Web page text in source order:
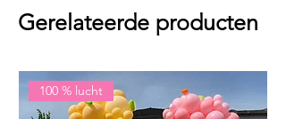
Gerelateerde producten
100 % lucht